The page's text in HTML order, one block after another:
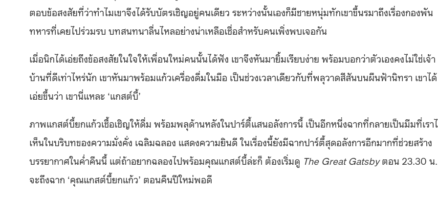
ตอบข้อสงสัยที่ว่าทำไมเขาจึงได้รับบัตรเชิญอยู่คนเดียว ระหว่างนั้นเองก็มีชายหนุ่มทักเขาขึ้นรมาถึงเรื่องกองพัน
ทหารที่เคยไปร่วมรบ บทสนทนาลื่นไหลอย่างน่าเหลือเชื่อสำหรับคนเพิ่งพบเจอกัน
เมื่อนิกได้เอ่ยถึงข้อสงสัยในใจให้เพื่อนใหม่คนนั้นได้ฟัง เขาจึงหันมายิ้มเรียบง่าย พร้อมบอกว่าตัวเองคงไม่ใช่เจ้า
บ้านที่ดีเท่าไหร่นัก เขาหันมาพร้อมแก้วเครื่องดื่มในมือ เป็นช่วงเวลาเดียวกับที่พลุวาดสีสันบนผืนฟ้านิทรา เขาได้
เอ่ยขึ้นว่า เขานี่แหละ ‘แกสต์บี้’
ภาพแกสต์บี้ยกแก้วเชื้อเชิญให้ดื่ม พร้อมพลุด้านหลังในปาร์ตี้แสนอลังการนี้ เป็นอีกหนึ่งฉากที่กลายเป็นมีมที่เรา
เห็นในบริบทของความมั่งคั่ง เฉลิมฉลอง แสดงความยินดี ในเรื่องนี้ยังมีฉากปาร์ตี้สุดอลังการอีกมากที่ช่วยสร้าง
บรรยากาศในค่ำคืนนี้ แต่ถ้าอยากฉลองไปพร้อมคุณแกสต์บี้ล่ะก็ ต้องเริ่มดู The Great Gatsbyตอน 23.30 น.
จะถึงฉาก ‘คุณแกสต์บี้ยกแก้ว’ ตอนคืนปีใหม่พอดี